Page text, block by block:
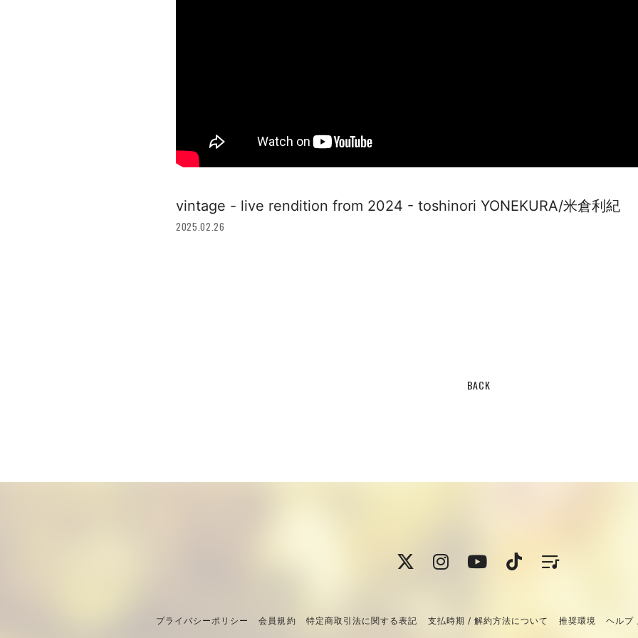
vintage - live rendition from 2024 - toshinori YONEKURA/米倉利紀
2025.02.26
BACK
プライバシーポリシー 会員規約 特定商取引法に関する表記 支払時期 / 解約方法について 推奨環境 ヘルプ